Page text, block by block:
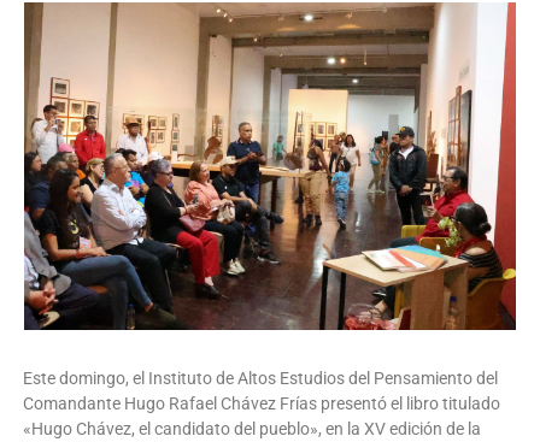
Este domingo, el Instituto de Altos Estudios del Pensamiento del
Comandante Hugo Rafael Chávez Frías presentó el libro titulado
«Hugo Chávez, el candidato del pueblo», en la XV edición de la